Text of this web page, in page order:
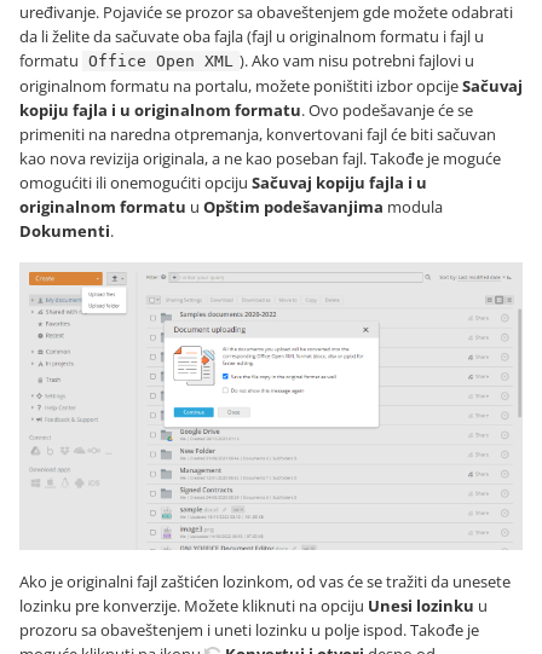
uređivanje. Pojaviće se prozor sa obaveštenjem gde možete odabrati
da li želite da sačuvate oba fajla (fajl u originalnom formatu i fajl u
formatu Office Open XML ). Ako vam nisu potrebni fajlovi u
originalnom formatu na portalu, možete poništiti izbor opcijeSačuvaj
kopiju fajla i u originalnom formatu. Ovo podešavanje će se
primeniti na naredna otpremanja, konvertovani fajl će biti sačuvan
kao nova revizija originala, a ne kao poseban fajl. Takođe je moguće
omogućiti ili onemogućiti opciju Sačuvaj kopiju fajla i u
originalnom formatu u Opštim podešavanjima modula
Dokumenti.
Ako je originalni fajl zaštićen lozinkom, od vas će se tražiti da unesete
lozinku pre konverzije. Možete kliknuti na opciju Unesi lozinku u
prozoru sa obaveštenjem i uneti lozinku u polje ispod. Takođe je